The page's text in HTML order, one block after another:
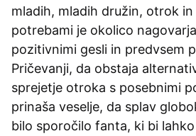
mladih, mladih družin, otrok
potrebami je okolico
pozitivnimi gesli in predvsem
Pričevanji, da obstaja
sprejetje otroka s posebnimi
prinaša veselje, da splav
bilo sporočilo fanta, ki bi